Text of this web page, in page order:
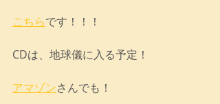
こちらです！！！
CDは、地球儀に入る予定！
アマゾンさんでも！